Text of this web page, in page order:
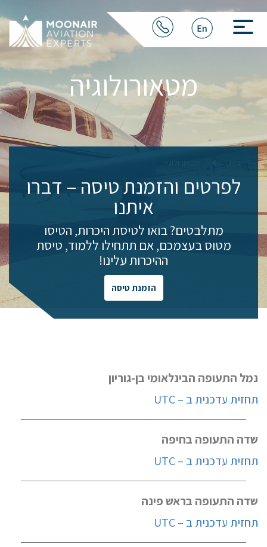
מטאורולוגיה
לפרטים והזמנת טיסה – דברו
איתנו
מתלבטים? בואו לטיסת היכרות, הטיסו
מטוס בעצמכם, אם תתחילו ללמוד, טיסת
ההיכרות עלינו!
הזמנת טיסה
נמל התעופה הבינלאומי בן-גוריון
תחזית עדכנית ב – UTC
שדה התעופה בחיפה
תחזית עדכנית ב – UTC
שדה התעופה בראש פינה
תחזית עדכנית ב – UTC